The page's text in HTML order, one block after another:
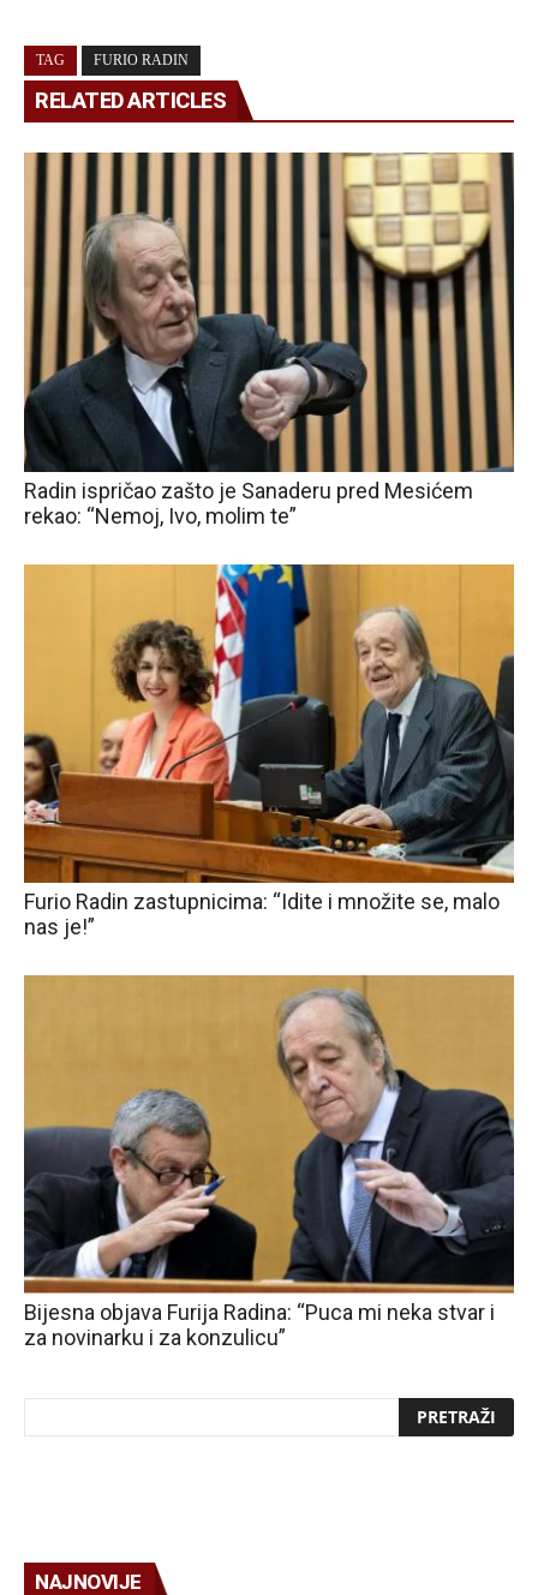
TAG FURIO RADIN
RELATED ARTICLES
Radin ispričao zašto je Sanaderu pred Mesićem
rekao: “Nemoj, Ivo, molim te”
Furio Radin zastupnicima: “Idite i množite se, malo
nas je!”
Bijesna objava Furija Radina: “Puca mi neka stvar i
za novinarku i za konzulicu”
NAJNOVIJE